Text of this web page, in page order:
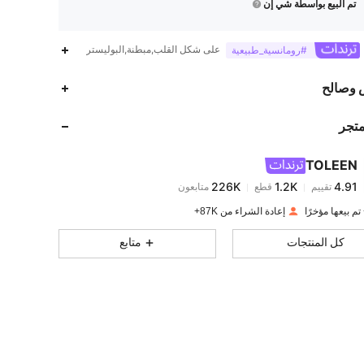
تم البيع بواسطة شي إن
#رومانسية_طبيعية على شكل القلب,مبطنة,البوليستر
وصالح
TOLEEN
4.91
1.2Kقطع
b***a تم دفعمنذ 1 يوم
إعادة الشراء من 87K+
كل المنتجات متابع